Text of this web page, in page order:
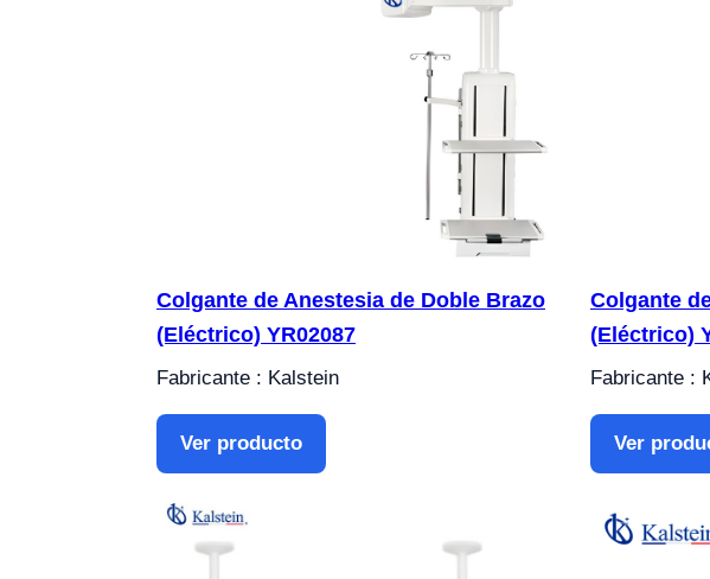
Colgante de Anestesia de Doble Brazo
(Eléctrico) YR02087
Fabricante : Kalstein
Ver producto
Colgante
(Eléctrico)
Fabricante :
Ver